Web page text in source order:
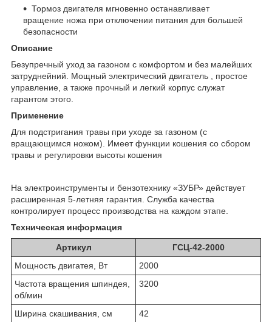
Тормоз двигателя мгновенно останавливает
вращение ножа при отключении питания для большей
безопасности
Описание
Безупречный уход за газоном с комфортом и без малейших
затруднейний. Мощный электрический двигатель , простое
управление, а также прочный и легкий корпус служат
гарантом этого.
Применение
Для подстригания травы при уходе за газоном (с
вращающимся ножом). Имеет функции кошения со сбором
травы и регулировки высоты кошения
На электроинструменты и бензотехнику «ЗУБР» действует
расширенная 5-летняя гарантия. Служба качества
контролирует процесс производства на каждом этапе.
Техническая информация
Артикул
ГСЦ-42-2000
Мощность двигатея, Вт
2000
Частота вращения шпиндея,
об/мин
3200
Ширина скашивания, см
42